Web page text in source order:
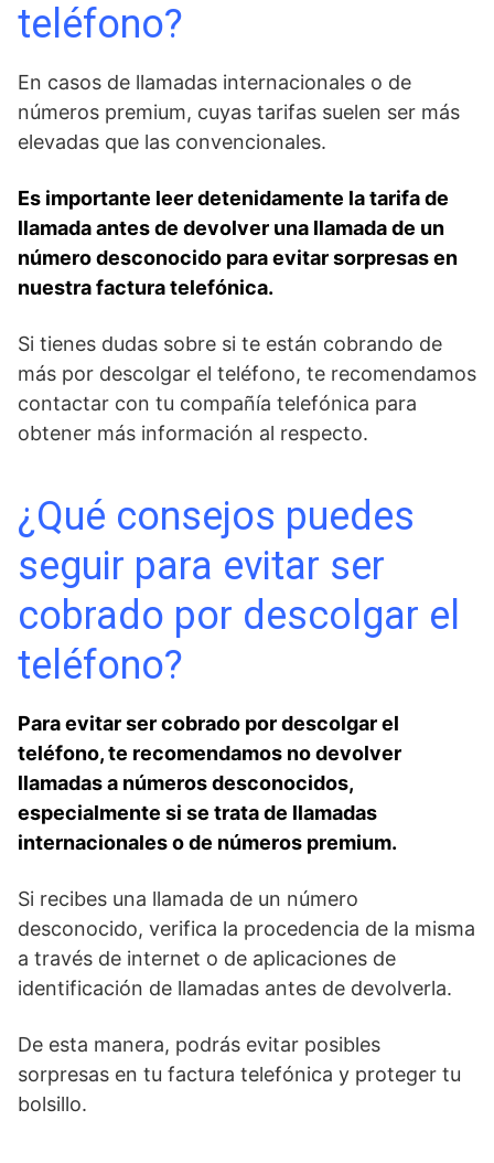
teléfono?
En casos ​de llamadas internacionales o de
números premium, cuyas tarifas suelen ser más
elevadas que​ las convencionales.
Es importante leer detenidamente la tarifa de
llamada antes de devolver una⁢ llamada de ⁢un
número desconocido⁢ para evitar sorpresas en
nuestra factura telefónica.
Si tienes dudas sobre si te están cobrando de
más por descolgar​ el ‌teléfono, te recomendamos
contactar con ⁣tu compañía telefónica para
obtener más⁤ información al respecto.
¿Qué consejos puedes
seguir para evitar ‌ser
cobrado por ‍descolgar el
teléfono?
Para evitar ser cobrado por ​descolgar el
teléfono, te recomendamos no devolver
llamadas​ a‌ números desconocidos,
⁤especialmente si se trata de llamadas
internacionales o de números premium.
Si recibes una llamada⁣ de un número
desconocido, verifica la‍ procedencia de la misma
a través⁢ de internet​ o de aplicaciones de
identificación de ‌llamadas antes de​ devolverla.
De esta manera, podrás evitar posibles
sorpresas en tu ‌factura telefónica y proteger ‍tu
bolsillo.